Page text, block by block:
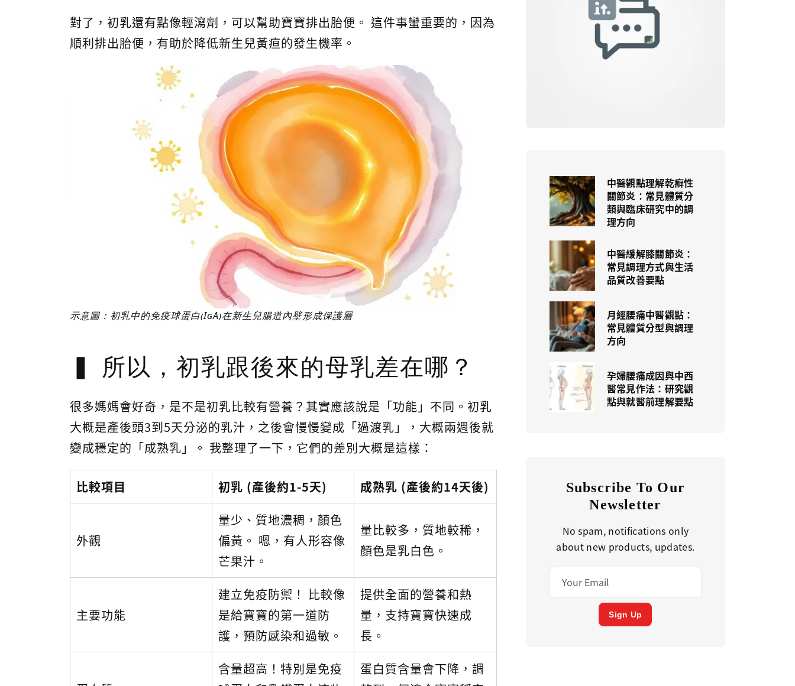
對了，初乳還有點像輕瀉劑，可以幫助寶寶排出胎便。 這件事蠻重要的，因為
順利排出胎便，有助於降低新生兒黃疸的發生機率。
示意圖：初乳中的免疫球蛋白(IgA)在新生兒腸道內壁形成保護層
所以，初乳跟後來的母乳差在哪？
很多媽媽會好奇，是不是初乳比較有營養？其實應該說是「功能」不同。初乳
大概是產後頭3到5天分泌的乳汁，之後會慢慢變成「過渡乳」，大概兩週後就
變成穩定的「成熟乳」。 我整理了一下，它們的差別大概是這樣：
比較項目 初乳 (產後約1-5天) 成熟乳 (產後約14天後)
外觀
量少、質地濃稠，顏色
偏黃。 嗯，有人形容像
芒果汁。
量比較多，質地較稀，
顏色是乳白色。
主要功能
建立免疫防禦！ 比較像
是給寶寶的第一道防
護，預防感染和過敏。
提供全面的營養和熱
量，支持寶寶快速成
長。
含量超高！特別是免疫
蛋白質含量會下降，調
中醫觀點理解乾癬性
關節炎：常見體質分
類與臨床研究中的調
理方向
中醫緩解膝關節炎：
常見調理方式與生活
品質改善要點
月經腰痛中醫觀點：
常見體質分型與調理
方向
孕婦腰痛成因與中西
醫常見作法：研究觀
點與就醫前理解要點
Subscribe To Our
Newsletter
No spam, notifications only
about new products, updates.
Sign Up